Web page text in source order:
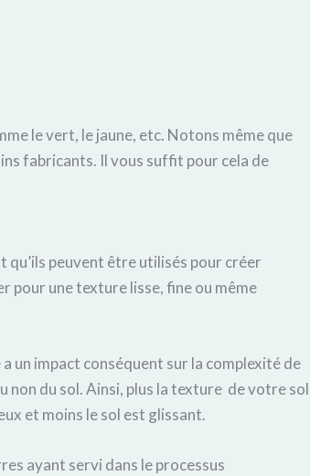
le vert, le jaune, etc. Notons même que
fabricants. Il vous suffit pour cela de
qu’ils peuvent être utilisés pour créer
pour une texture lisse, fine ou même
un impact conséquent sur la complexité de
non du sol. Ainsi, plus la texture de votre sol
et moins le sol est glissant.
ayant servi dans le processus